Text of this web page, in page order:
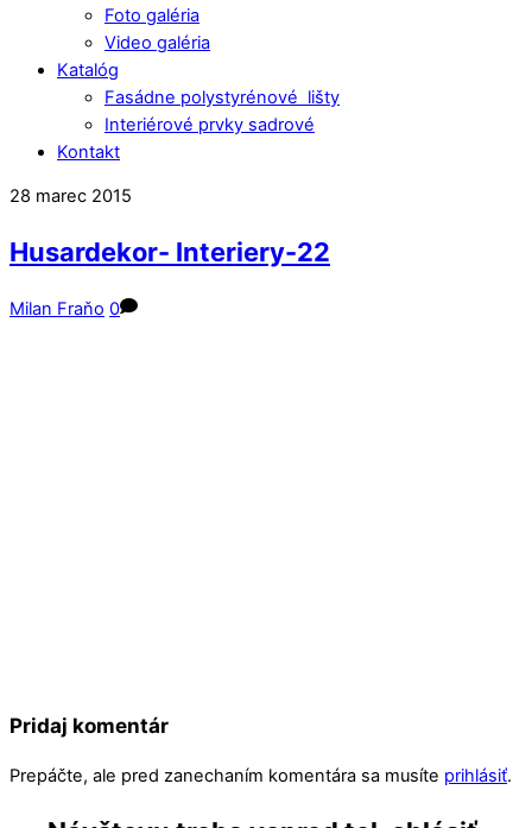
Foto galéria
Video galéria
Katalóg
Fasádne polystyrénové lišty
Interiérové prvky sadrové
Kontakt
Close
Close
28 marec 2015
Husardekor- Interiery-22
Milan Fraňo 0
Pridaj komentár
Prepáčte, ale pred zanechaním komentára sa musíte prihlásiť.